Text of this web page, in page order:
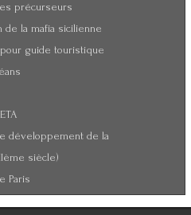
précurseurs
de la mafia sicilienne
guide touristique
développement de la
siècle)
Paris